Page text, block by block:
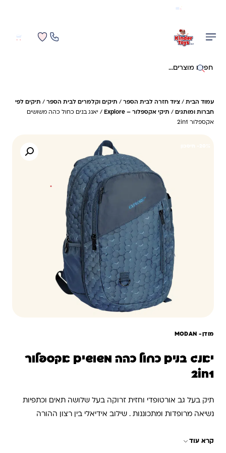
חיפוש באתר
עמוד הבית / ציוד חזרה לבית הספר / תיקים וקלמרים לבית הספר / תיקים לפי
חברות ומותגים / תיקי אקספלור – Explore
/ יאנג בנים כחול כהה משושים
אקספלור 2in1
מודן- ‏MODAN
יאנג בנים כחול כהה משושים אקספלור
2in1
תיק בעל גב אורטופדי וחזית זרוקה בעל שלושה תאים וכתפיות
נשיאה מרופדות ומתכוננות . שילוב אידיאלי בין רצון ההורה
אם התיק בשלמותו וניתן לנתק אותו לשני תיקים עם תיק קטן אם
קרא עוד